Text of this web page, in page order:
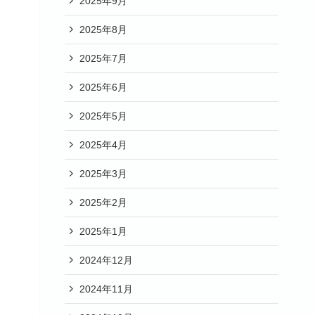
2025年8月
2025年7月
2025年6月
2025年5月
2025年4月
2025年3月
2025年2月
2025年1月
2024年12月
2024年11月